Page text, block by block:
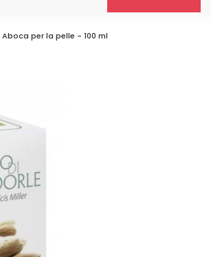
per la pelle - 100 ml